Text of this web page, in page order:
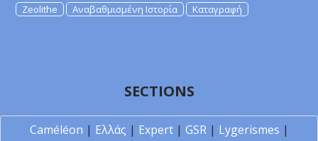
Zeolithe
Αναβαθμισμένη Ιστορία Καταγραφή
SECTIONS
Caméléon | Ελλάς | Expert| GSR| Lygerismes |